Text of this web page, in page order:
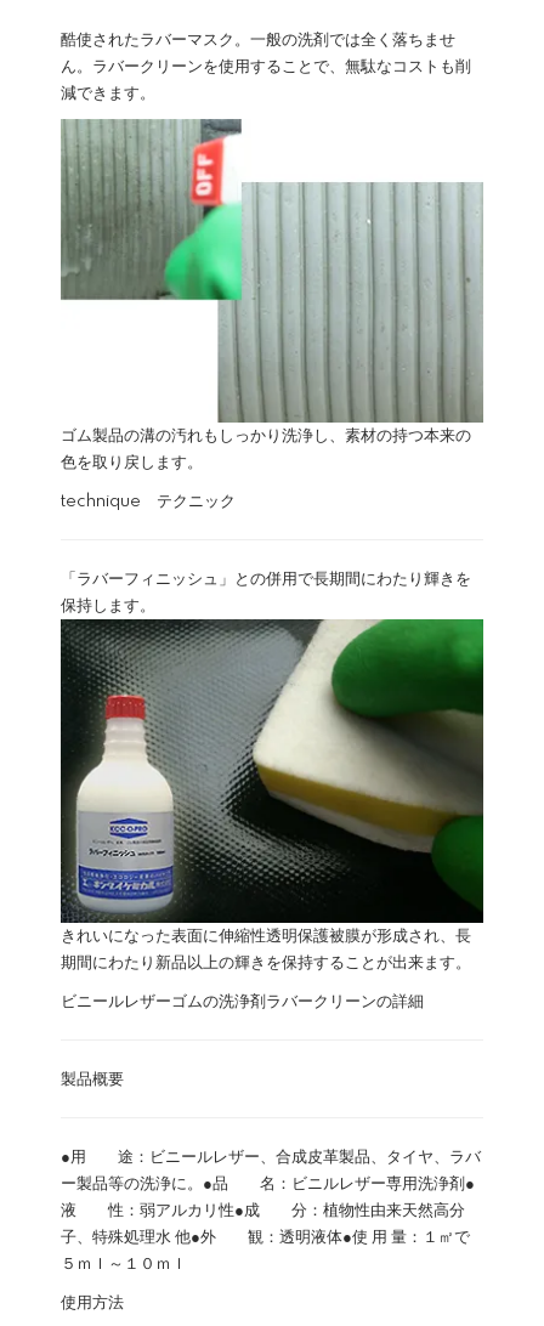
酷使されたラバーマスク。一般の洗剤では全く落ちませ
ん。ラバークリーンを使用することで、無駄なコストも削
減できます。
ゴム製品の溝の汚れもしっかり洗浄し、素材の持つ本来の
色を取り戻します。
technique テクニック
「ラバーフィニッシュ」
との併用で長期間にわたり輝きを
保持します。
きれいになった表面に伸縮性透明保護被膜が形成され、長
期間にわたり新品以上の輝きを保持することが出来ます。
ビニールレザーゴムの洗浄剤ラバークリーンの詳細
製品概要
●用 途：ビニールレザー、合成皮革製品、タイヤ、ラバ
ー製品等の洗浄に。●品 名：ビニルレザー専用洗浄剤●
液 性：弱アルカリ性●成 分：植物性由来天然高分
子、特殊処理水 他●外 観：透明液体●使 用 量：１㎡で
５ｍｌ～１０ｍｌ
使用方法